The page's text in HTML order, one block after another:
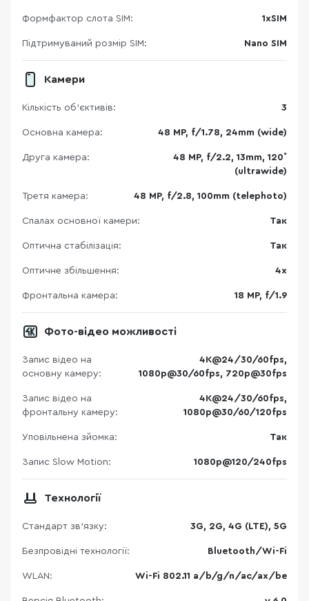
Формфактор слота SIM: 1xSIM
Підтримуваний розмір SIM: Nano SIM
Камери
Кількість об'єктивів: 3
Основна камера: 48 MP, f/1.78, 24mm (wide)
Друга камера:
48 MP, f/2.2, 13mm, 120˚
(ultrawide)
Третя камера: 48 MP, f/2.8, 100mm (telephoto)
Спалах основної камери: Так
Оптична стабілізація: Так
Оптичне збільшення: 4x
Фронтальна камера: 18 MP, f/1.9
Фото-відео можливості
Запис відео на
основну камеру:
4K@24/30/60fps,
1080p@30/60fps, 720p@30fps
Запис відео на
фронтальну камеру:
4K@24/30/60fps,
1080p@30/60/120fps
Уповільнена зйомка: Так
Запис Slow Motion: 1080p@120/240fps
Технології
Стандарт зв'язку: 3G, 2G, 4G (LTE), 5G
Безпровідні технології: Bluetooth/Wi-Fi
WLAN: Wi-Fi 802.11 a/b/g/n/ac/ax/be